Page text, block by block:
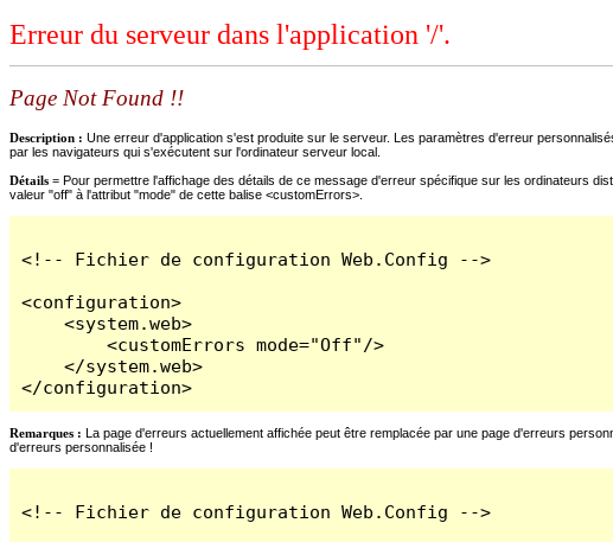
Erreur du serveur dans l'application '/'.
Page Not Found !!
Description : Une erreur d'application s'est produite sur le serveur. Les paramètres d'erreur
par les navigateurs qui s'exécutent sur l'ordinateur serveur local.
Détails = Pour permettre l'affichage des détails de ce message d'erreur spécifique sur les ordinateurs
valeur "off" à l'attribut "mode" de cette balise <customErrors>.
<!-- Fichier de configuration Web.Config -->
<configuration>
    <system.web>
        <customErrors mode="Off"/>
    </system.web>
</configuration>
Remarques : La page d'erreurs actuellement affichée peut être remplacée par une page d'erreurs
d'erreurs personnalisée !
<!-- Fichier de configuration Web.Config -->